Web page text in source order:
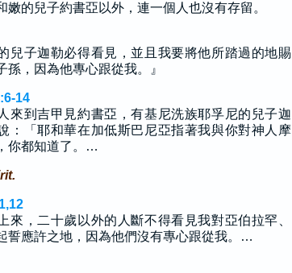
嫩的兒子約書亞以外，連一個人也沒有存留。
兒子迦勒必得看見，並且我要將他所踏過的地賜
孫，因為他專心跟從我。』
14
來到吉甲見約書亞，有基尼洗族耶孚尼的兒子迦
：「耶和華在加低斯巴尼亞指著我與你對神人摩
你都知道了。…
來，二十歲以外的人斷不得看見我對亞伯拉罕、
誓應許之地，因為他們沒有專心跟從我。…